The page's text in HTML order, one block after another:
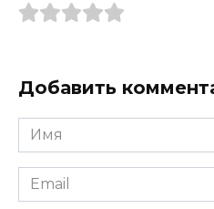
Добавить
Имя
*
Email
*